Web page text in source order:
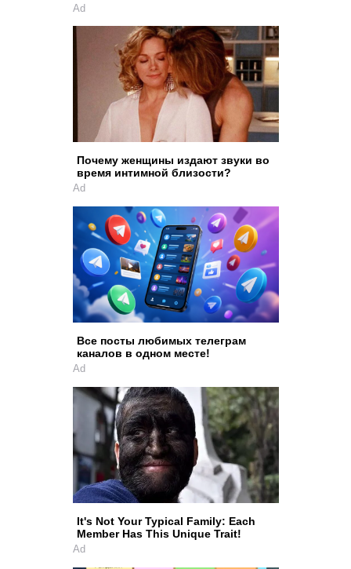
Ad
Почему женщины издают звуки во
время интимной близости?
Ad
Все посты любимых телеграм
каналов в одном месте!
Ad
It's Not Your Typical Family: Each
Member Has This Unique Trait!
Ad